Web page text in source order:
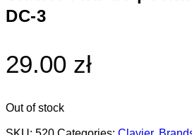
DC-3
29.00 zł
Out of stock